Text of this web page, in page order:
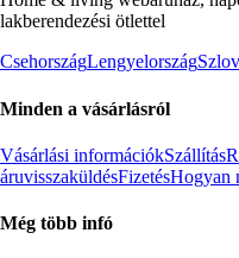
lakberendezési ötlettel
CsehországLengyelország
Minden a vásárlásról
Vásárlási információkSzállítás
áruvisszaküldésFizetésHogyan
Még több infó